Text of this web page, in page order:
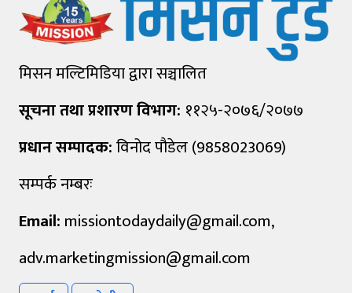
मिसन मल्टिमिडिया द्वारा सञ्चालित
सूचना तथा प्रशारण विभाग: ११२५-२०७६/२०७७
प्रधान सम्पादक:विनोद पौडेल (9858023069)
सम्पर्क नम्बरः
Email: missiontodaydaily@gmail.com,
adv.marketingmission@gmail.com